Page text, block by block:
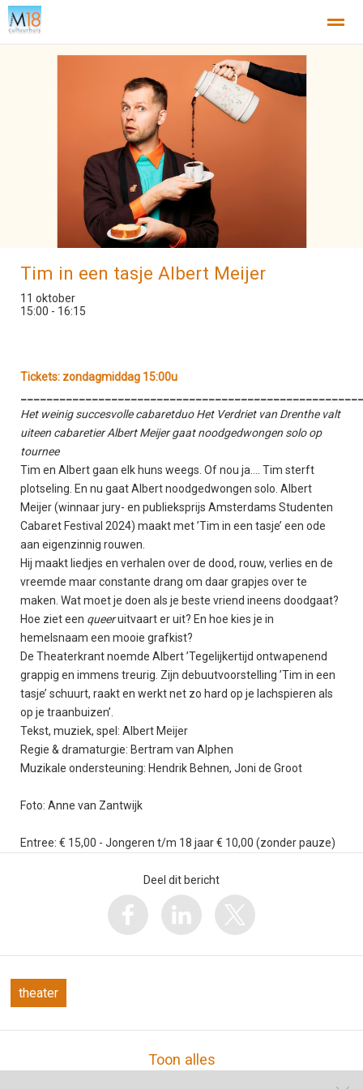
Nieuws Agenda
Tim in een tasje Albert Meijer
11 oktober
15:00 - 16:15
Tickets: zondagmiddag 15:00u
Het weinig succesvolle cabaretduo Het Verdriet van Drenthe valt
uiteen cabaretier Albert Meijer gaat noodgedwongen solo op
tournee
Tim en Albert gaan elk huns weegs. Of nou ja…. Tim sterft
plotseling. En nu gaat Albert noodgedwongen solo. Albert
Meijer (winnaar jury- en publieksprijs Amsterdams Studenten
Cabaret Festival 2024) maakt met ’Tim in een tasje’ een ode
aan eigenzinnig rouwen.
Hij maakt liedjes en verhalen over de dood, rouw, verlies en de
vreemde maar constante drang om daar grapjes over te
maken. Wat moet je doen als je beste vriend ineens doodgaat?
Hoe ziet een queeruitvaart er uit? En hoe kies je in
hemelsnaam een mooie grafkist?
De Theaterkrant noemde Albert ’Tegelijkertijd ontwapenend
grappig en immens treurig. Zijn debuutvoorstelling ’Tim in een
tasje’ schuurt, raakt en werkt net zo hard op je lachspieren als
op je traanbuizen’.
Tekst, muziek, spel: Albert Meijer
Regie & dramaturgie: Bertram van Alphen
Muzikale ondersteuning: Hendrik Behnen, Joni de Groot
Foto: Anne van Zantwijk
Entree: € 15,00 - Jongeren t/m 18 jaar € 10,00 (zonder pauze)
Deel dit bericht
theater
Toon alles